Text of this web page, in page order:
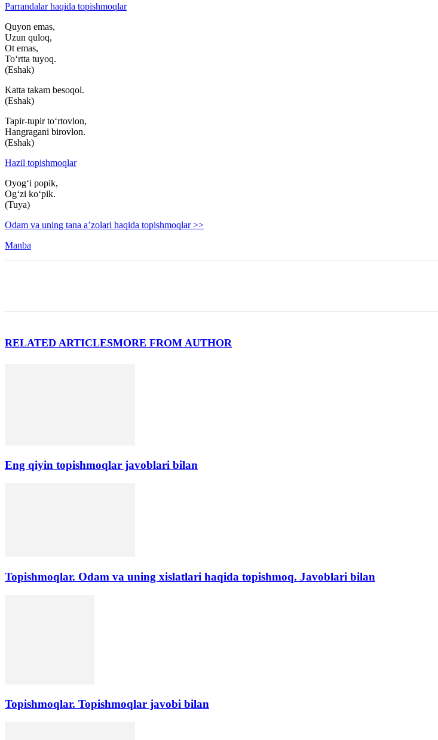
Parrandalar haqida topishmoqlar
Quyon emas,
Uzun quloq,
Ot emas,
To‘rtta tuyoq.
(Eshak)
Katta takam besoqol.
(Eshak)
Tapir-tupir to‘rtovlon,
Hangragani birovlon.
(Eshak)
Hazil topishmoqlar
Oyog‘i popik,
Og‘zi ko‘pik.
(Tuya)
Odam va uning tana a’zolari haqida topishmoqlar >>
Manba
RELATED ARTICLESMORE FROM AUTHOR
Eng qiyin topishmoqlar javoblari bilan
Topishmoqlar. Odam va uning xislatlari haqida topishmoq. Javoblari bilan
Topishmoqlar. Topishmoqlar javobi bilan